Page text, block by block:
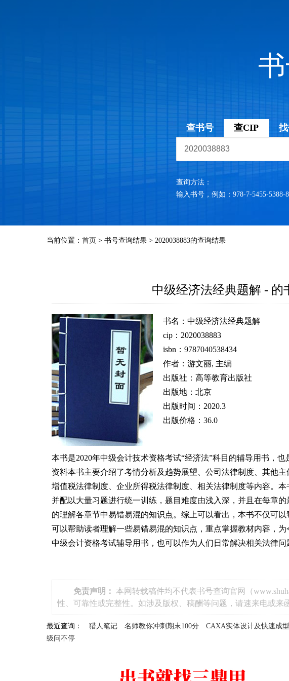
查书号 查CIP
查询方法：
输入书号，例如：978-7-5455-
当前位置： 首页 > 书号查询结果 > 2020038883的查询结果
中级经济法经典题解 - 的
书名：中级经济法经典题解
cip：2020038883
isbn：9787040538434
作者：游文丽, 主编
出版社：高等教育出版社
出版地：北京
出版时间：2020.3
出版价格：36.0
本书是2020年中级会计技术资格考试“经济法”科目的辅导用书，
资料本书主要介绍了考情分析及趋势展望、公司法律制度、其他
增值税法律制度、企业所得税法律制度、相关法律制度等内容。
并配以大量习题进行统一训练，题目难度由浅入深，并且在每章
的理解各章节中易错易混的知识点。综上可以看出，本书不仅可
可以帮助读者理解一些易错易混的知识点，重点掌握教材内容，
中级会计资格考试辅导用书，也可以作为人们日常解决相关法律问
免责声明： 本网转载稿件均不代表书号查询官网（
性、可靠性或完整性。如涉及版权、稿酬等问题，请速来电或来
最近查询： 猎人笔记 名师教你冲刺期末100分 CAXA实体设计及快速成型
级问不停